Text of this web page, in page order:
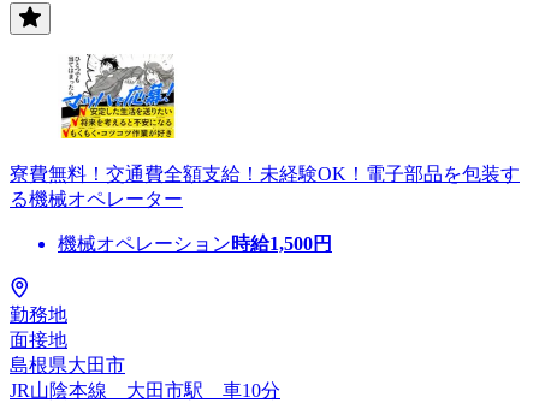
寮費無料！交通費全額支給！未経験OK！電子部品を包装す
る機械オペレーター
機械オペレーション時給1,500円
勤務地
面接地
島根県大田市
JR山陰本線 大田市駅 車10分